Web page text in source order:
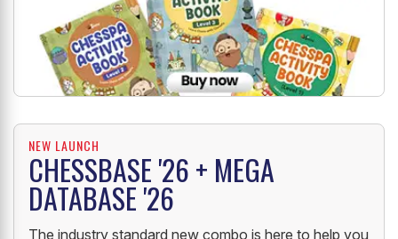
NEW LAUNCH
CHESSBASE '26 + MEGA
DATABASE '26
The industry standard new combo is here to help you